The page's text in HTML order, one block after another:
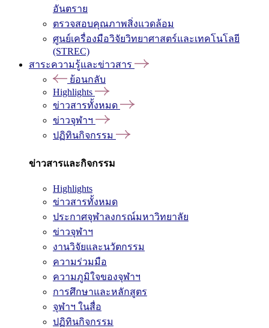
อันตราย
ตรวจสอบคุณภาพสิ่งแวดล้อม
ศูนย์เครื่องมือวิจัยวิทยาศาสตร์และเทคโนโลยี
(STREC)
สาระความรู้และข่าวสาร
ย้อนกลับ
Highlights
ข่าวสารทั้งหมด
ข่าวจุฬาฯ
ปฏิทินกิจกรรม
ข่าวสารและกิจกรรม
Highlights
ข่าวสารทั้งหมด
ประกาศจุฬาลงกรณ์มหาวิทยาลัย
ข่าวจุฬาฯ
งานวิจัยและนวัตกรรม
ความร่วมมือ
ความภูมิใจของจุฬาฯ
การศึกษาและหลักสูตร
จุฬาฯ ในสื่อ
ปฏิทินกิจกรรม